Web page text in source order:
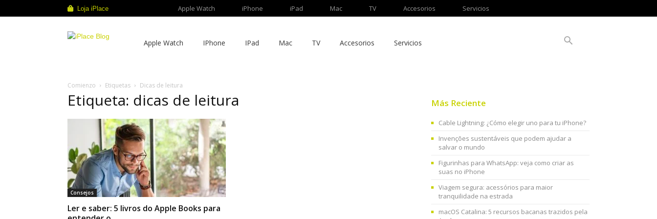
Loja iPlace Apple Watch iPhone iPad Mac TV Accesorios Servicios
Apple Watch IPhone IPad Mac TV Accesorios Servicios
Comienzo Etiquetas Dicas de leitura
Etiqueta: dicas de leitura
Consejos
Ler e saber: 5 livros do Apple Books para
Más Reciente
Cable Lightning: ¿Cómo elegir uno para tu iPhone?
Invenções sustentáveis que podem ajudar a
salvar o mundo
Figurinhas para WhatsApp: veja como criar as
suas no iPhone
Viagem segura: acessórios para maior
tranquilidade na estrada
macOS Catalina: 5 recursos bacanas trazidos pela